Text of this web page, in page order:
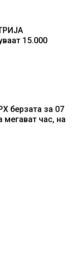
15.000
берзата за 07
мегават час, на